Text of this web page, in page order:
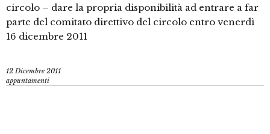
circolo – dare la propria disponibilità ad entrare a far
parte del comitato direttivo del circolo entro venerdì
16 dicembre 2011
12 Dicembre 2011
appuntamenti